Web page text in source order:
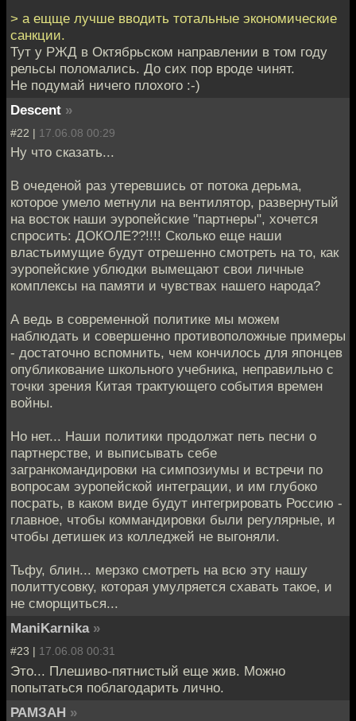
> а ещще лучше вводить тотальные экономические
санкции.
Тут у РЖД в Октябрьском направлении в том году
рельсы поломались. До сих пор вроде чинят.
Не подумай ничего плохого :-)
Descent »
#22 | 17.06.08 00:29
Ну что сказать...
В очеденой раз утеревшись от потока дерьма,
которое умело метнули на вентилятор, развернутый
на восток наши эуропейские "партнеры", хочется
спросить: ДОКОЛЕ??!!!! Сколько еще наши
властьимущие будут отрешенно смотреть на то, как
эуропейские ублюдки вымещают свои личные
комплексы на памяти и чувствах нашего народа?
А ведь в современной политике мы можем
наблюдать и совершенно противоположные примеры
- достаточно вспомнить, чем кончилось для японцев
опубликование школьного учебника, неправильно с
точки зрения Китая трактующего события времен
войны.
Но нет... Наши политики продолжат петь песни о
партнерстве, и выписывать себе
загранкомандировки на симпозиумы и встречи по
вопросам эуропейской интеграции, и им глубоко
посрать, в каком виде будут интегрировать Россию -
главное, чтобы коммандировки были регулярные, и
чтобы детишек из колледжей не выгоняли.
Тьфу, блин... мерзко смотреть на всю эту нашу
политтусовку, которая умулряется схавать такое, и
не сморщиться...
ManiKarnika »
#23 | 17.06.08 00:31
Это... Плешиво-пятнистый еще жив. Можно
попытаться поблагодарить лично.
РАМЗАН »